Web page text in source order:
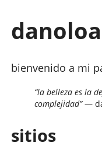
bienvenido a mi
la belleza es la
complejidad —
sitios